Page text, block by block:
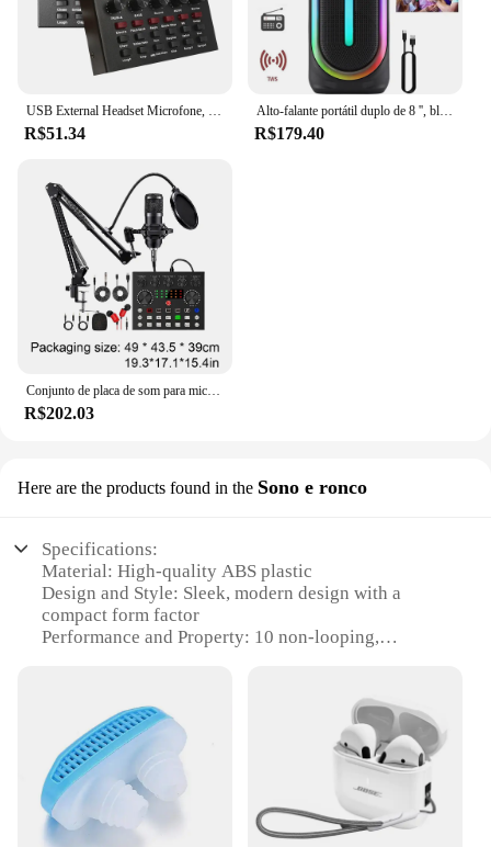
USB External Headset Microfone, V8, V8S, Mixer de Áudio, Webcast, Pessoal, Transmissão Ao Vivo, Placa de Som para Telefone, Computador
R$51.34
Alto-falante portátil duplo de 8 '', bluetooth, som de graves pesados com luz rgb, recarregável, tws, fm, alto-falante, presente de natal
R$179.40
R$202.03
Here are the products found in the Sono e ronco
Specifications:
Material: High-quality ABS plastic
Design and Style: Sleek, modern design with a
compact form factor
Performance and Property: 10 non-looping,
environment for restful sleep
Typical Adaptive Scenario: Perfect for bedrooms,
offices, or travel
Parts and Accessories: Includes a USB cable for
easy charging
Features: